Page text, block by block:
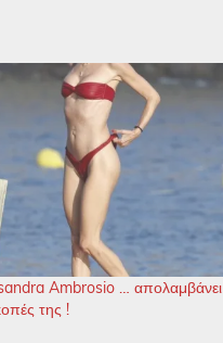
Ambrosio … απολαμβάνει
της !